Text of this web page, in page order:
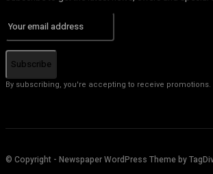
Subscribe
By subscribing, you're accepting to receive promotions.
© Copyright - Newspaper WordPress Theme by